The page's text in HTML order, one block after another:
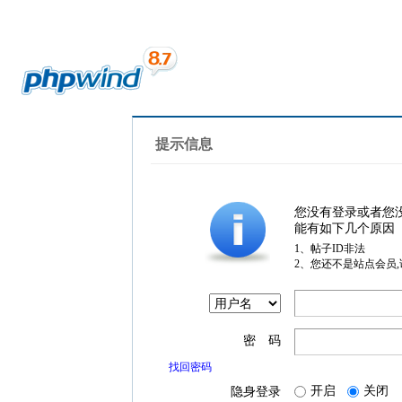
提示信息
您没有登录或者您
能有如下几个原因
1、帖子ID非法
2、您还不是站点会员
密 码
找回密码
隐身登录 开启 关闭